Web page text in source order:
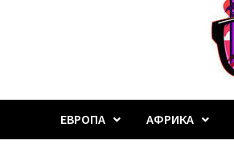
ЕВРОПА АФРИКА